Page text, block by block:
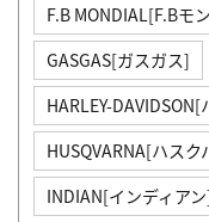
F.B MONDIAL[F.Bモ
GASGAS[ガスガス]
HARLEY-
HUSQVARNA[ハスク
INDIAN[インディア